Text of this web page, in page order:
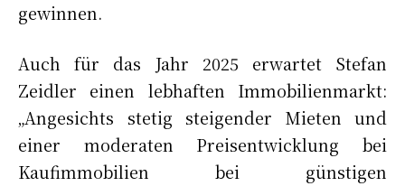
gewinnen.
Auch für das Jahr 2025 erwartet Stefan
Zeidler einen lebhaften Immobilienmarkt:
„Angesichts stetig steigender Mieten und
einer moderaten Preisentwicklung bei
Kaufimmobilien bei günstigen